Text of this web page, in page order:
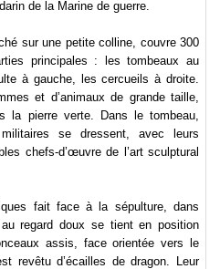
de la Marine de guerre.
sur une petite colline, couvre 300
principales : les tombeaux au
à gauche, les cercueils à droite.
et d’animaux de grande taille,
la pierre verte. Dans le tombeau,
se dressent, avec leurs
chefs-d’œuvre de l’art sculptural
fait face à la sépulture, dans
au regard doux se tient en position
assis, face orientée vers le
revêtu d’écailles de dragon. Leur